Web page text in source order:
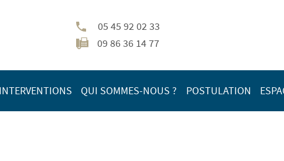
05 45 92 02 33
09 86 36 14 77
QUI SOMMES-NOUS ? POSTULATION